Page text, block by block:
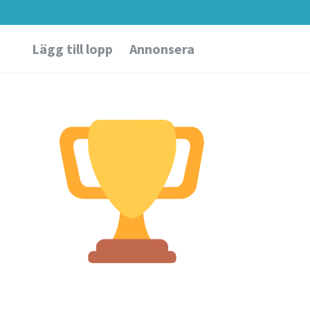
Lägg till lopp Annonsera